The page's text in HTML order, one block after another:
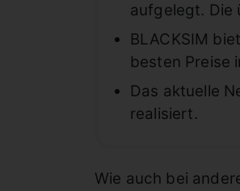
aufgelegt. Die
BLACKSIM
besten Preise
Das aktuelle
realisiert.
Wie auch bei